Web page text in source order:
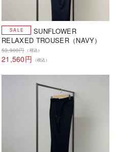
SUNFLOWER
RELAXED TROUSER（NAVY）
53,900円 （税込）
21,560円 （税込）